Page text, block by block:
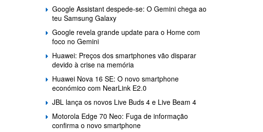
Google Assistant despede-se: O Gemini chega ao
teu Samsung Galaxy
Google revela grande update para o Home com
foco no Gemini
Huawei: Preços dos smartphones vão disparar
devido à crise na memória
Huawei Nova 16 SE: O novo smartphone
económico com NearLink E2.0
JBL lança os novos Live Buds 4 e Live Beam 4
Motorola Edge 70 Neo: Fuga de informação
confirma o novo smartphone